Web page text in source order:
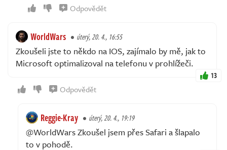
Odpovědět
WorldWars úterý, 20. 4., 16:55
Zkoušeli jste to někdo na IOS, zajímalo by mě, jak to
Microsoft optimalizoval na telefonu v prohlížeči.
13
Odpovědět
Reggie-Kray úterý, 20. 4., 19:19
@WorldWars Zkoušel jsem přes Safari a šlapalo
to v pohodě.